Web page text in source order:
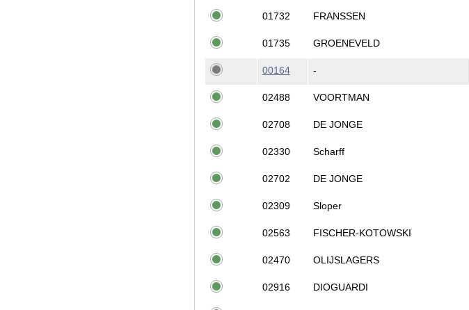
01732 FRANSSEN
01735 GROENEVELD
00164 -
02488 VOORTMAN
02708 DE JONGE
02330 Scharff
02702 DE JONGE
02309 Sloper
02563 FISCHER-KOTOWSKI
02470 OLIJSLAGERS
02916 DIOGUARDI